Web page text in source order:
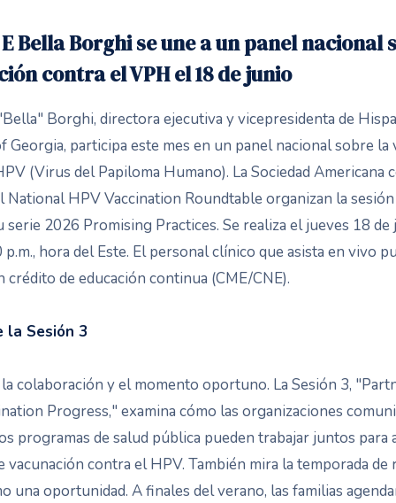
Bella Borghi se une a un panel nacional
contra el VPH el 18 de junio
Borghi, directora ejecutiva y vicepresidenta de
Georgia, participa este mes en un panel nacional sobre la
(Virus del Papiloma Humano). La Sociedad Americana
National HPV Vaccination Roundtable organizan la
serie 2026 Promising Practices. Se realiza el jueves 18 de
p.m., hora del Este. El personal clínico que asista en vivo
de educación continua (CME/CNE).
la Sesión 3
colaboración y el momento oportuno. La Sesión 3,
Progress," examina cómo las organizaciones
programas de salud pública pueden trabajar juntos para
vacunación contra el HPV. También mira la temporada de
una oportunidad. A finales del verano, las familias